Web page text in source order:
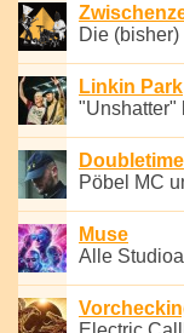
Die
Linkin Park
"Unshatter"
Doubletime
Pöbel MC
Muse
Alle